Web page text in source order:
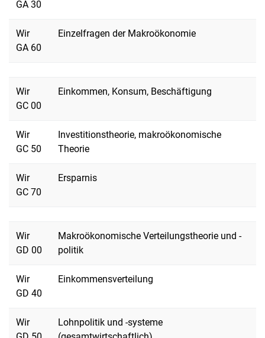
GA 30
Wir
GA 60
Einzelfragen der Makroökonomie
Wir
GC 00
Einkommen, Konsum, Beschäftigung
Wir
GC 50
Investitionstheorie, makroökonomische
Theorie
Wir
GC 70
Ersparnis
Wir
GD 00
Makroökonomische Verteilungstheorie und -
politik
Wir
GD 40
Einkommensverteilung
Wir
Lohnpolitik und -systeme